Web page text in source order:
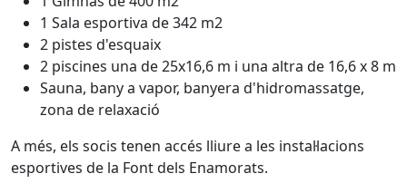
1 Sala esportiva de 342 m2
2 pistes d'esquaix
2 piscines una de 25x16,6 m i una altra de 16,6 x 8 m
Sauna, bany a vapor, banyera d'hidromassatge,
zona de relaxació
A més, els socis tenen accés lliure a les instal·lacions
esportives de la Font dels Enamorats.